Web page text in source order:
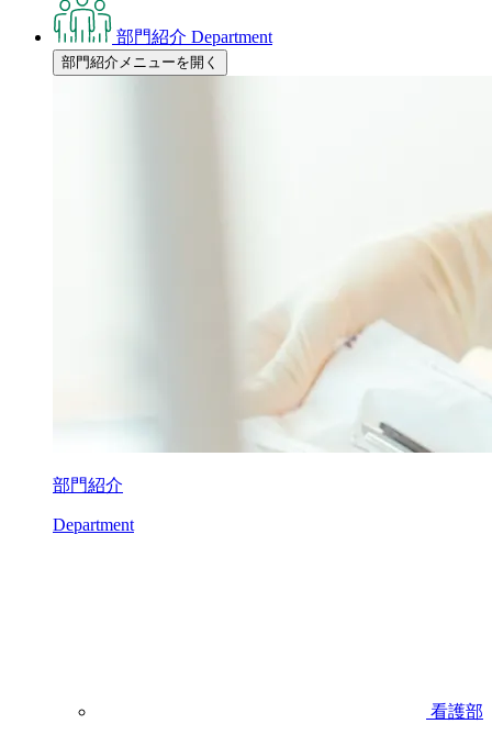
部門紹介 Department
部門紹介メニューを開く
部門紹介
Department
看護部